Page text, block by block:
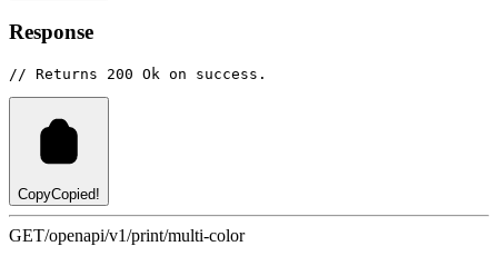
Response
// Returns 200 Ok on success.
CopyCopied!
GET/openapi/v1/print/multi-color